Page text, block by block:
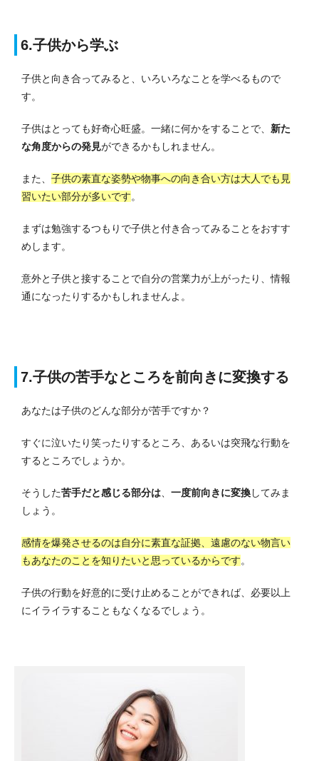
6.子供から学ぶ
子供と向き合ってみると、いろいろなことを学べるもので
す。
子供はとっても好奇心旺盛。 一緒に何かをすることで、 新た
な角度からの発見ができるかもしれません。
また、 子供の素直な姿勢や物事への向き合い方は大人でも見
習いたい部分が多いです。
まずは勉強するつもりで子供と付き合ってみることをおすす
めします。
意外と子供と接することで自分の営業力が上がったり、情報
通になったりするかもしれませんよ。
7.子供の苦手なところを前向きに変換する
あなたは子供のどんな部分が苦手ですか？
すぐに泣いたり笑ったりするところ、あるいは突飛な行動を
するところでしょうか。
そうした苦手だと感じる部分は 一度前向きに変換してみま
しょう。
感情を爆発させるのは自分に素直な証拠、遠慮のない物言い
もあなたのことを知りたいと思っているからです。
子供の行動を好意的に受け止めることができれば、必要以上
にイライラすることもなくなるでしょう。